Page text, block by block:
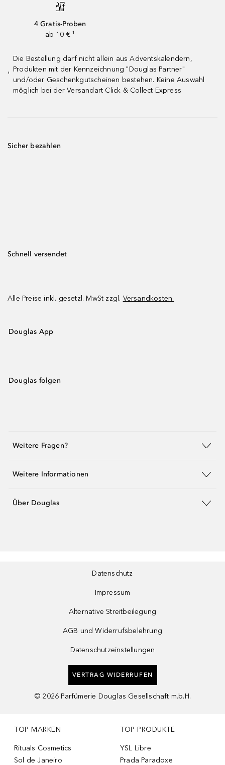
4 Gratis-Proben
ab 10 € ¹
¹
Die Bestellung darf nicht allein aus Adventskalendern,
Produkten mit der Kennzeichnung "Douglas Partner"
und/oder Geschenkgutscheinen bestehen. Keine Auswahl
möglich bei der Versandart Click & Collect Express
Sicher bezahlen
Schnell versendet
Alle Preise inkl. gesetzl. MwSt zzgl. Versandkosten.
Douglas App
Douglas folgen
Weitere Fragen?
Weitere Informationen
Über Douglas
Datenschutz
Impressum
Alternative Streitbeilegung
AGB und Widerrufsbelehrung
Datenschutzeinstellungen
VERTRAG WIDERRUFEN
© 2026 Parfümerie Douglas Gesellschaft m.b.H.
TOP MARKEN
Rituals Cosmetics
Sol de Janeiro
TOP PRODUKTE
YSL Libre
Prada Paradoxe